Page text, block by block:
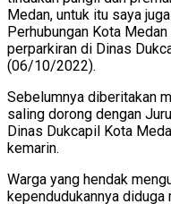
Medan, untuk itu saya
Perhubungan Kota
perparkiran di Dinas
(06/10/2022).
Sebelumnya diberitakan
saling dorong dengan
Dinas Dukcapil Kota
kemarin.
Warga yang hendak
kependudukannya